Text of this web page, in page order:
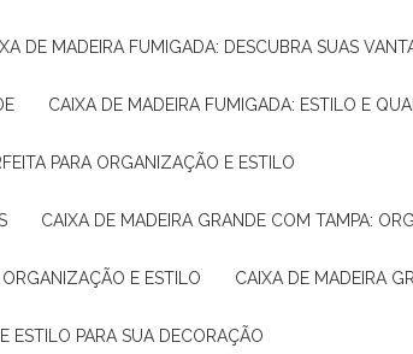
DE MADEIRA FUMIGADA: DESCUBRA SUAS
CAIXA DE MADEIRA FUMIGADA: ESTILO E
PARA ORGANIZAÇÃO E ESTILO
CAIXA DE MADEIRA GRANDE COM TAMPA:
E ESTILO CAIXA DE MADEIRA
ESTILO PARA SUA DECORAÇÃO